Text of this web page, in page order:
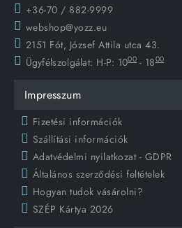
+36-70 / 882-9999
webshop@yozz.eu
2151 Fót, József Attila utca 43.
Ügyfélszolgálat: H-P: 1000 - 1800
Impresszum
Fizetési információk
Szállítási információk
Adatvédelmi nyilatkozat - GDPR
Általános szerződési feltételek
Hogyan tudok vásárolni?
SZÉP Kártya 2026